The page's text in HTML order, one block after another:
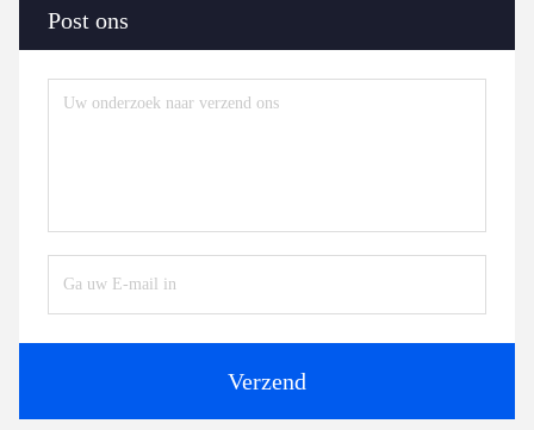
Post ons
Verzend